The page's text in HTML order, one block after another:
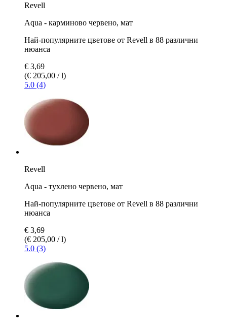
Revell
Aqua - карминово червено, мат
Най-популярните цветове от Revell в 88 различни
нюанса
€ 3,69
(€ 205,00 / l)
5.0 (4)
Revell
Aqua - тухлено червено, мат
Най-популярните цветове от Revell в 88 различни
нюанса
€ 3,69
(€ 205,00 / l)
5.0 (3)